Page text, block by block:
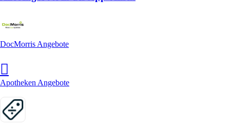
DocMorris Angebote
Apotheken Angebote